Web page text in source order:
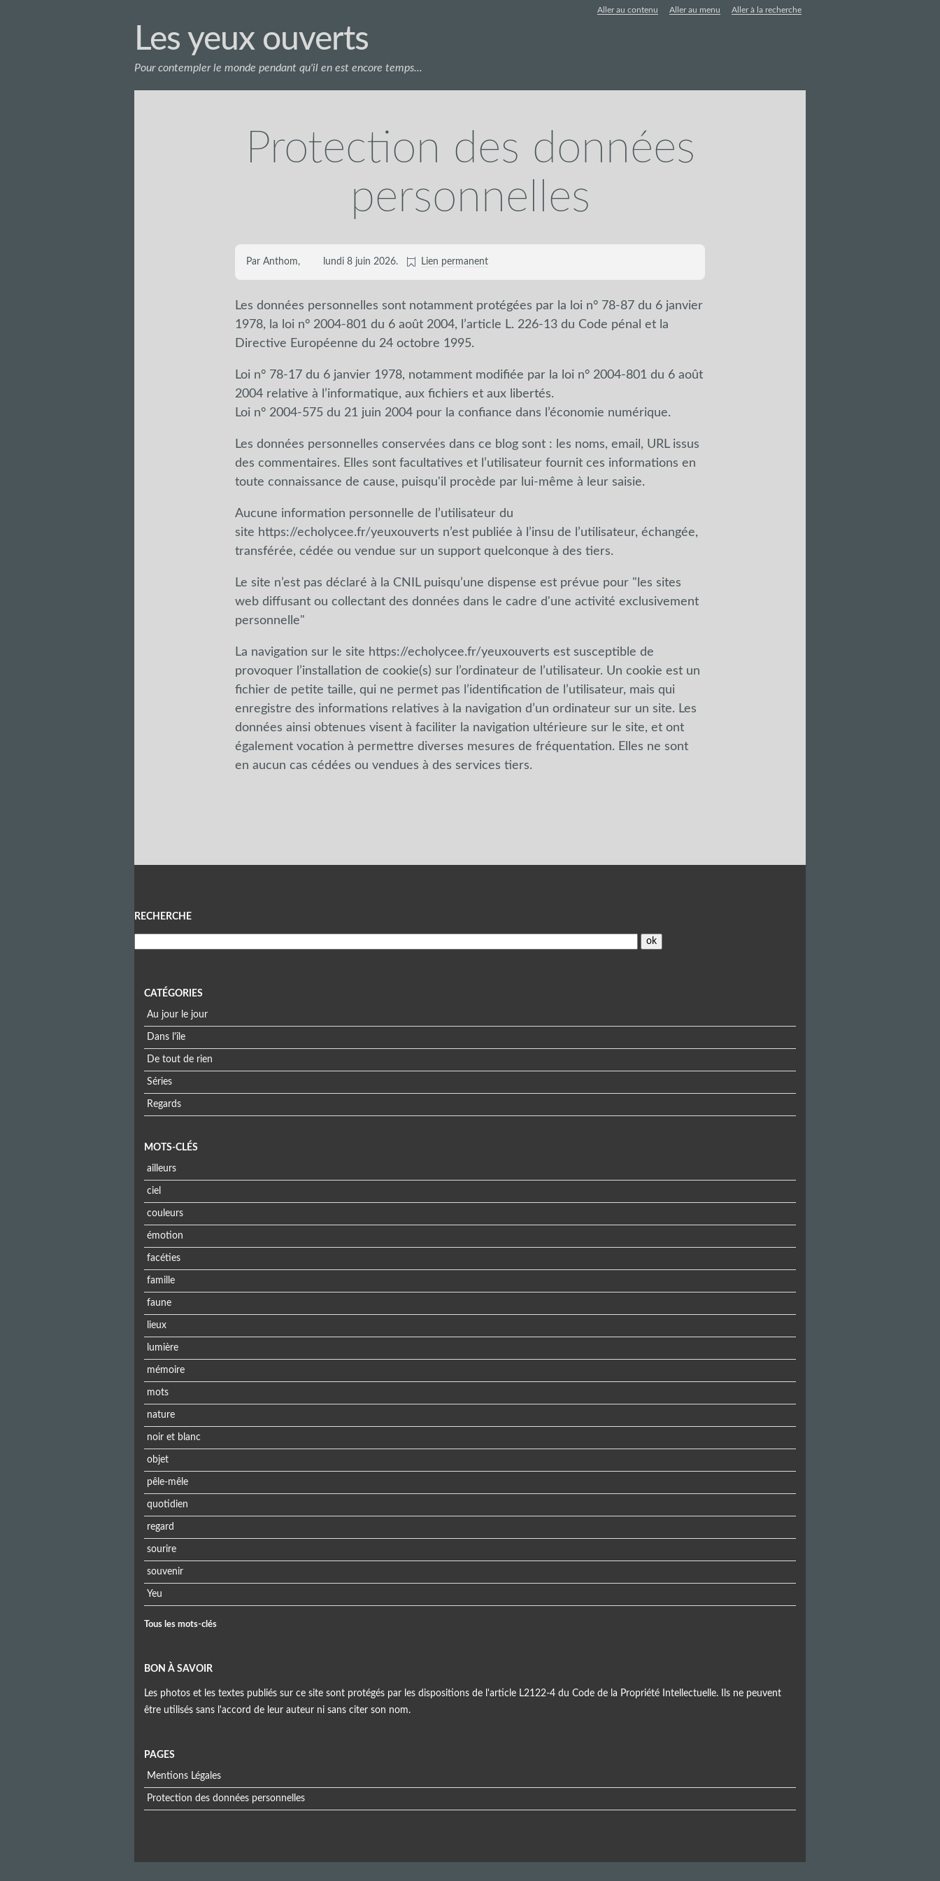
Aller au contenu Aller au menu Aller à la recherche
Les yeux ouverts
Pour contempler le monde pendant qu'il en est encore temps...
Protection des données
personnelles
Par Anthom, lundi 8 juin 2026. Lien permanent
Les données personnelles sont notamment protégées par la loi n° 78-87 du 6 janvier
1978, la loi n° 2004-801 du 6 août 2004, l’article L. 226-13 du Code pénal et la
Directive Européenne du 24 octobre 1995.
Loi n° 78-17 du 6 janvier 1978, notamment modifiée par la loi n° 2004-801 du 6 août
2004 relative à l’informatique, aux fichiers et aux libertés.
Loi n° 2004-575 du 21 juin 2004 pour la confiance dans l’économie numérique.
Les données personnelles conservées dans ce blog sont : les noms, email, URL issus
des commentaires. Elles sont facultatives et l’utilisateur fournit ces informations en
toute connaissance de cause, puisqu'il procède par lui-même à leur saisie.
Aucune information personnelle de l’utilisateur du
site https://echolycee.fr/yeuxouverts n’est publiée à l’insu de l’utilisateur, échangée,
transférée, cédée ou vendue sur un support quelconque à des tiers.
Le site n’est pas déclaré à la CNIL puisqu’une dispense est prévue pour "les sites
web diffusant ou collectant des données dans le cadre d'une activité exclusivement
personnelle"
La navigation sur le site https://echolycee.fr/yeuxouverts est susceptible de
provoquer l’installation de cookie(s) sur l’ordinateur de l’utilisateur. Un cookie est un
fichier de petite taille, qui ne permet pas l’identification de l’utilisateur, mais qui
enregistre des informations relatives à la navigation d’un ordinateur sur un site. Les
données ainsi obtenues visent à faciliter la navigation ultérieure sur le site, et ont
également vocation à permettre diverses mesures de fréquentation. Elles ne sont
en aucun cas cédées ou vendues à des services tiers.
Menu
RECHERCHE
CATÉGORIES
Au jour le jour
Dans l'île
De tout de rien
Séries
Regards
MOTS-CLÉS
ailleurs
ciel
couleurs
émotion
facéties
famille
faune
lieux
lumière
mémoire
mots
nature
noir et blanc
objet
pêle-mêle
quotidien
regard
sourire
souvenir
Yeu
Tous les mots-clés
BON À SAVOIR
Les photos et les textes publiés sur ce site sont protégés par les dispositions de l'article L2122-4 du Code de la Propriété Intellectuelle. Ils ne peuvent
être utilisés sans l'accord de leur auteur ni sans citer son nom.
PAGES
Mentions Légales
Protection des données personnelles